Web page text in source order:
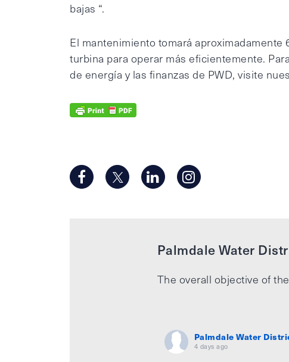
bajas “.
El mantenimiento tomará
turbina para operar más eficientemente.
de energía y las finanzas de PWD, visite
Palmdale Water
The overall objective of
Palmdale Water
4 days ago